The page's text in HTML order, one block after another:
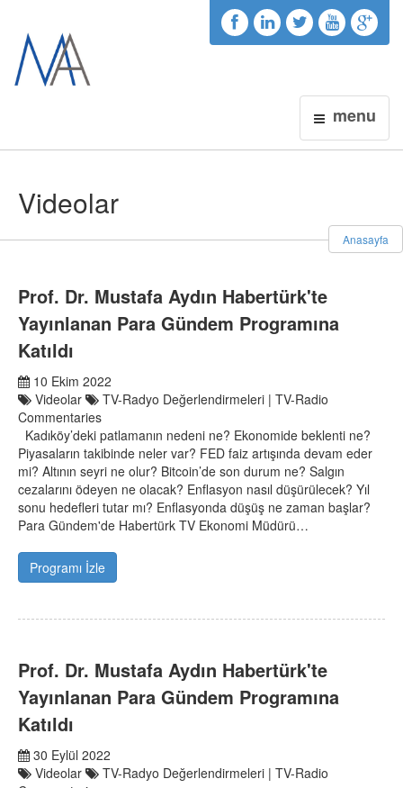
menu
Videolar
Anasayfa
Prof. Dr. Mustafa Aydın Habertürk'te
Yayınlanan Para Gündem Programına
Katıldı
10 Ekim 2022
Videolar
TV-Radyo Değerlendirmeleri | TV-Radio
Commentaries
Kadıköy’deki patlamanın nedeni ne? Ekonomide beklenti ne?
Piyasaların takibinde neler var? FED faiz artışında devam eder
mi? Altının seyri ne olur? Bitcoin’de son durum ne? Salgın
cezalarını ödeyen ne olacak? Enflasyon nasıl düşürülecek? Yıl
sonu hedefleri tutar mı? Enflasyonda düşüş ne zaman başlar?
Para Gündem'de Habertürk TV Ekonomi Müdürü…
Programı İzle
Prof. Dr. Mustafa Aydın Habertürk'te
Yayınlanan Para Gündem Programına
Katıldı
30 Eylül 2022
Videolar
TV-Radyo Değerlendirmeleri | TV-Radio